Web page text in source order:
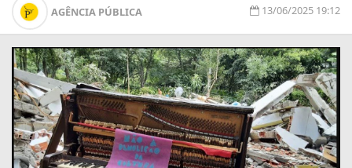
AGÊNCIA PÚBLICA 13/06/2025 19:12